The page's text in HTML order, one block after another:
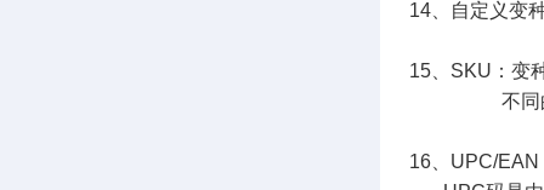
14、自定义变
15、SKU： 变
不
16、UPC/EAN